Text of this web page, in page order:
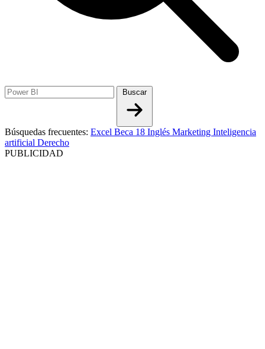
Buscar
Búsquedas frecuentes: Excel Beca 18 Inglés Marketing Inteligencia
artificial Derecho
PUBLICIDAD